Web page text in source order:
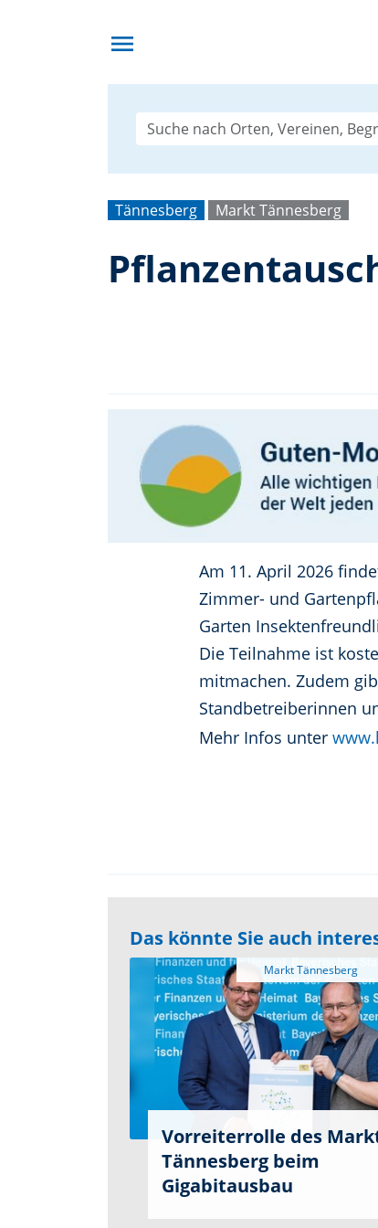
menu
Tännesberg Markt Tännesberg
Am 11. April 2026
Zimmer- und
Garten
Die Teilnahme ist
mitmachen. Zudem
Standbetreiberinnen
Mehr Infos unter
Das könnte Sie auch
Markt Tännesberg
Vorreiterrolle des
Tännesberg beim
Gigabitausbau